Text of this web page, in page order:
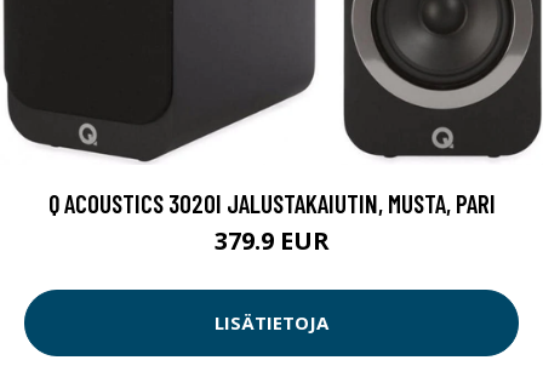
Q ACOUSTICS 3020I JALUSTAKAIUTIN, MUSTA, PARI
379.9 EUR
LISÄTIETOJA